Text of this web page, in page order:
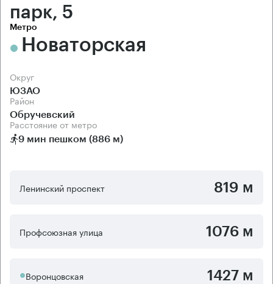
парк, 5
Метро
Новаторская
Округ
ЮЗАО
Район
Обручевский
Расстояние от метро
9 мин пешком (886 м)
Ленинский проспект 819 м
Профсоюзная улица 1076 м
Воронцовская 1427 м